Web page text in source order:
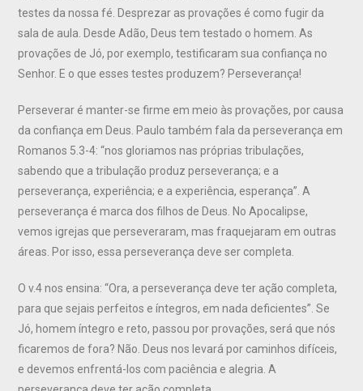
testes da nossa fé. Desprezar as provações é como fugir da
sala de aula. Desde Adão, Deus tem testado o homem. As
provações de Jó, por exemplo, testificaram sua confiança no
Senhor. E o que esses testes produzem? Perseverança!
Perseverar é manter-se firme em meio às provações, por causa
da confiança em Deus. Paulo também fala da perseverança em
Romanos 5.3-4: “nos gloriamos nas próprias tribulações,
sabendo que a tribulação produz perseverança; e a
perseverança, experiência; e a experiência, esperança”. A
perseverança é marca dos filhos de Deus. No Apocalipse,
vemos igrejas que perseveraram, mas fraquejaram em outras
áreas. Por isso, essa perseverança deve ser completa.
O v.4 nos ensina: “Ora, a perseverança deve ter ação completa,
para que sejais perfeitos e íntegros, em nada deficientes”. Se
Jó, homem íntegro e reto, passou por provações, será que nós
ficaremos de fora? Não. Deus nos levará por caminhos difíceis,
e devemos enfrentá-los com paciência e alegria. A